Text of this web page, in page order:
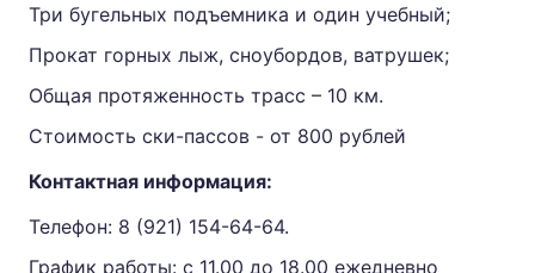
Три бугельных подъемника и один учебный;
Прокат горных лыж, сноубордов, ватрушек;
Общая протяженность трасс – 10 км.
Стоимость ски-пассов - от 800 рублей
Контактная информация:
Телефон: 8 (921) 154-64-64.
График работы: с 11.00 до 18.00 ежедневно